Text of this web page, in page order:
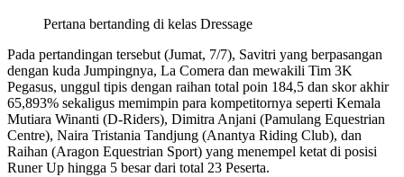
Pertana bertanding di kelas Dressage
Pada pertandingan tersebut (Jumat, 7/7), Savitri yang berpasangan
dengan kuda Jumpingnya, La Comera dan mewakili Tim 3K
Pegasus, unggul tipis dengan raihan total poin 184,5 dan skor akhir
65,893% sekaligus memimpin para kompetitornya seperti Kemala
Mutiara Winanti (D-Riders), Dimitra Anjani (Pamulang Equestrian
Centre), Naira Tristania Tandjung (Anantya Riding Club), dan
Raihan (Aragon Equestrian Sport) yang menempel ketat di posisi
Runer Up hingga 5 besar dari total 23 Peserta.